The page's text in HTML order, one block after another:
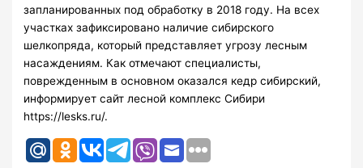
запланированных под обработку в 2018 году. На всех
участках зафиксировано наличие сибирского
шелкопряда, который представляет угрозу лесным
насаждениям. Как отмечают специалисты,
поврежденным в основном оказался кедр сибирский,
информирует сайт лесной комплекс Сибири
https://lesks.ru/.